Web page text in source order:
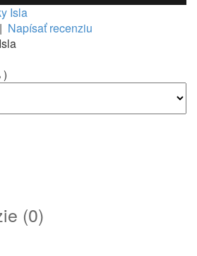
| Napísať recenziu
)
(0)